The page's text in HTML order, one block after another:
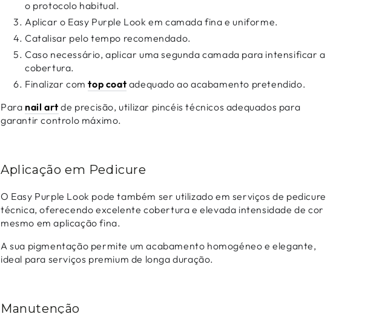
o protocolo habitual.
Aplicar o Easy Purple Look em camada fina e uniforme.
Catalisar pelo tempo recomendado.
Caso necessário, aplicar uma segunda camada para intensificar a
cobertura.
Finalizar comtop coat adequado ao acabamento pretendido.
Para nail art de precisão, utilizar pincéis técnicos adequados para
garantir controlo máximo.
Aplicação em Pedicure
O Easy Purple Look pode também ser utilizado em serviços de pedicure
técnica, oferecendo excelente cobertura e elevada intensidade de cor
mesmo em aplicação fina.
A sua pigmentação permite um acabamento homogéneo e elegante,
ideal para serviços premium de longa duração.
Manutenção